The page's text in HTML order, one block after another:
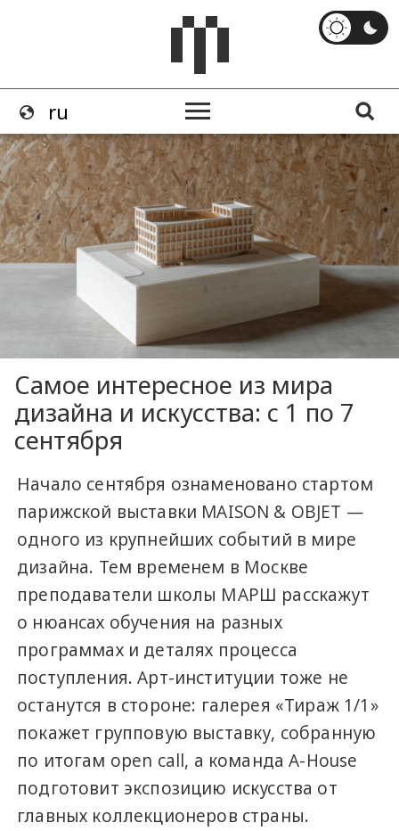
Самое интересное из мира
дизайна и искусства: с 1 по 7
сентября
Начало сентября ознаменовано стартом
парижской выставки MAISON & OBJET —
одного из крупнейших событий в мире
дизайна. Тем временем в Москве
преподаватели школы МАРШ расскажут
о нюансах обучения на разных
программах и деталях процесса
поступления. Арт-институции тоже не
останутся в стороне: галерея «Тираж 1/1»
покажет групповую выставку, собранную
по итогам open call, а команда A-House
подготовит экспозицию искусства от
главных коллекционеров страны.